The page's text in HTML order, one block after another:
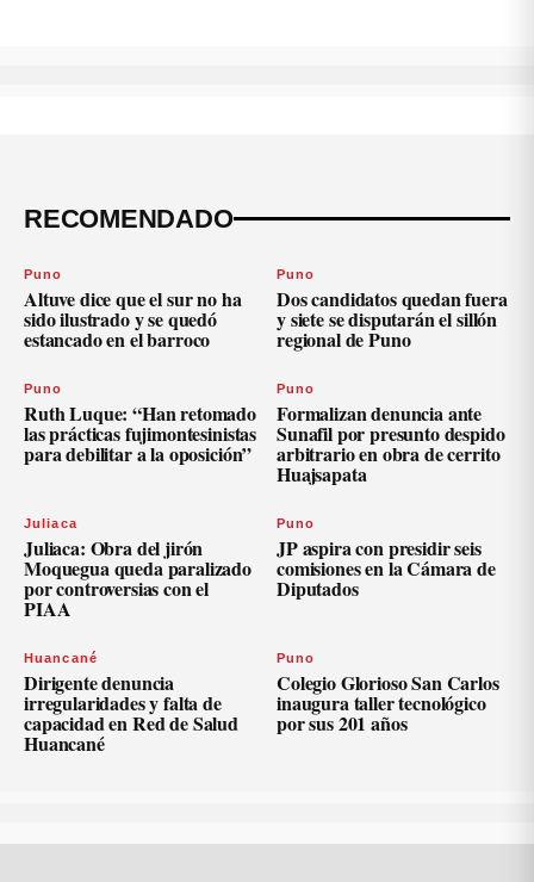
RECOMENDADO
Puno
Altuve dice que el sur no ha
sido ilustrado y se quedó
estancado en el barroco
Puno
Dos candidatos quedan fuera
y siete se disputarán el sillón
regional de Puno
Puno
Ruth Luque: “Han retomado
las prácticas fujimontesinistas
para debilitar a la oposición”
Puno
Formalizan denuncia ante
Sunafil por presunto despido
arbitrario en obra de cerrito
Huajsapata
Juliaca
Juliaca: Obra del jirón
Moquegua queda paralizado
por controversias con el
PIAA
Puno
JP aspira con presidir seis
comisiones en la Cámara de
Diputados
Huancané
Dirigente denuncia
irregularidades y falta de
capacidad en Red de Salud
Huancané
Puno
Colegio Glorioso San Carlos
inaugura taller tecnológico
por sus 201 años